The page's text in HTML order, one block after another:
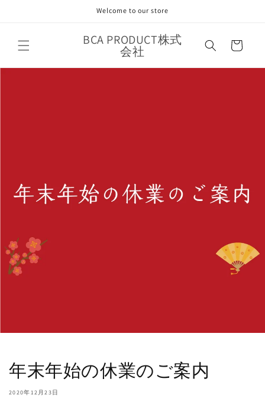
Welcome to our store
BCA PRODUCT株式
会社
ー
年末年始の休業のご案内
2020年12月23日